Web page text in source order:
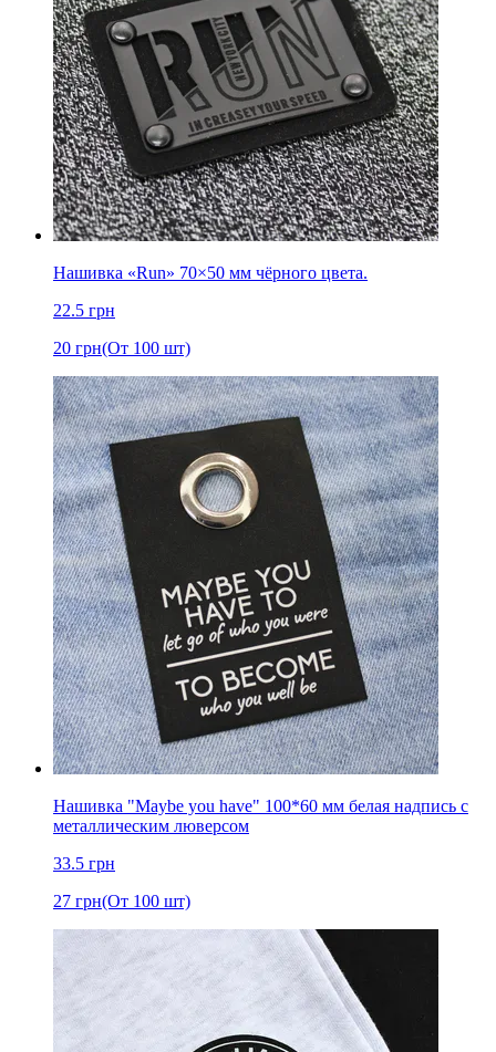
Нашивка «Run» 70×50 мм чёрного цвета.
22.5 грн
20 грн(От 100 шт)
Нашивка "Maybe you have" 100*60 мм белая надпись с
металлическим люверсом
33.5 грн
27 грн(От 100 шт)